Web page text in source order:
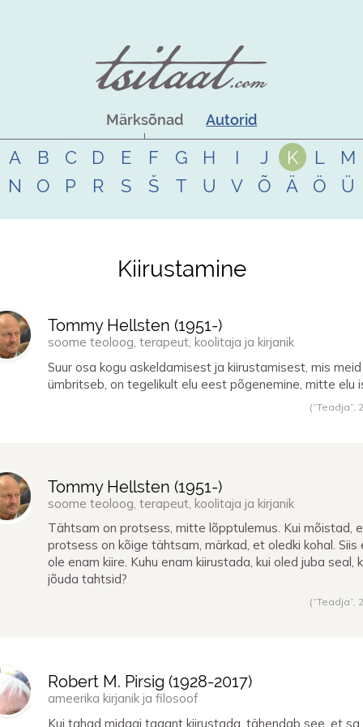
Märksõnad Autorid
A B C D E F G H I J K L
M
N
O P R S Š T U V Õ Ä Ö Ü
Kiirustamine
Tommy Hellsten (1951-)
soome teoloog, terapeut, koolitaja ja kirjanik
Suur osa kogu askeldamisest ja kiirustamisest, mis meid
ümbritseb, on tegelikult elu eest põgenemine, mitte elu
(“Teadja”,
Tommy Hellsten (1951-)
soome teoloog, terapeut, koolitaja ja kirjanik
Tähtsam on protsess, mitte lõpptulemus. Kui mõistad,
protsess on kõige tähtsam, märkad, et oledki kohal. Siis
ole enam kiire. Kuhu enam kiirustada, kui oled juba seal,
jõuda tahtsid?
(“Teadja”,
Robert M. Pirsig (1928-2017)
ameerika kirjanik ja filosoof
Kui tahad midagi tagant kiirustada, tähendab see, et sa